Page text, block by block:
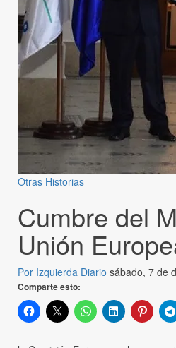
Otras Historias
Cumbre del
Unión
Por Izquierda Diario sábado, 7 de
Comparte esto: